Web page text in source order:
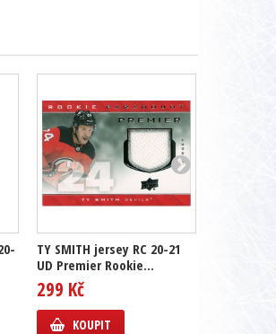
TY SMITH jersey RC 20-21
UD Premier Rookie...
299 Kč
KOUPIT